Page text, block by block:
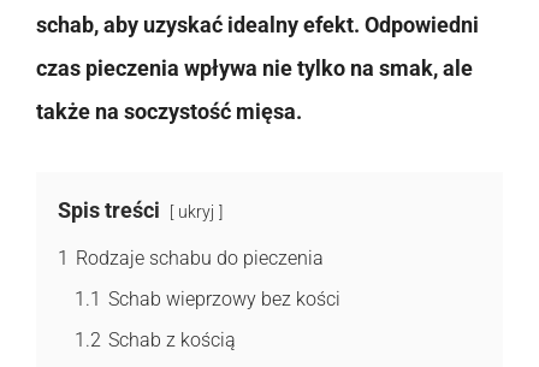
schab, aby uzyskać idealny efekt. Odpowiedni
czas pieczenia wpływa nie tylko na smak, ale
także na soczystość mięsa.
Spis treści ukryj
1 Rodzaje schabu do pieczenia
1.1 Schab wieprzowy bez kości
1.2 Schab z kością